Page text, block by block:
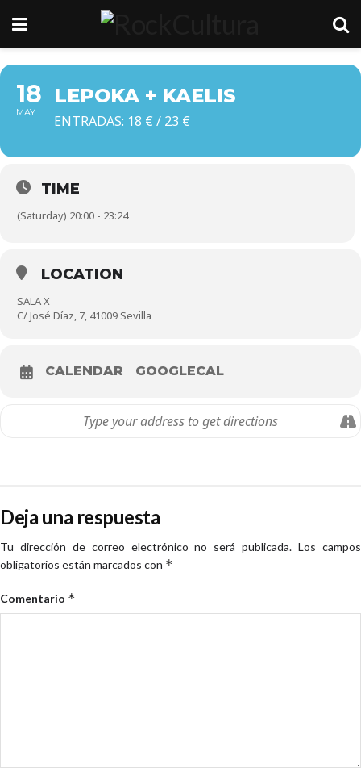
18
MAY
LEPOKA + KAELIS
ENTRADAS: 18 € / 23 €
TIME
(Saturday) 20:00 - 23:24
LOCATION
SALA X
C/ José Díaz, 7, 41009 Sevilla
CALENDAR GOOGLECAL
Deja una respuesta
Tu dirección de correo electrónico no será publicada. Los campos
obligatorios están marcados con *
Comentario *